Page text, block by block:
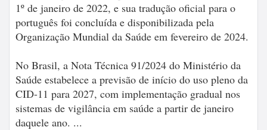
1º de janeiro de 2022, e sua tradução oficial para o
português foi concluída e disponibilizada pela
Organização Mundial da Saúde em fevereiro de 2024.
No Brasil, a Nota Técnica 91/2024 do Ministério da
Saúde estabelece a previsão de início do uso pleno da
CID-11 para 2027, com implementação gradual nos
sistemas de vigilância em saúde a partir de janeiro
daquele ano. ...